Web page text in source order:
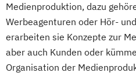
Medienproduktion, dazu
Werbeagenturen oder Hör-
erarbeiten sie Konzepte zur
aber auch Kunden oder
Organisation der